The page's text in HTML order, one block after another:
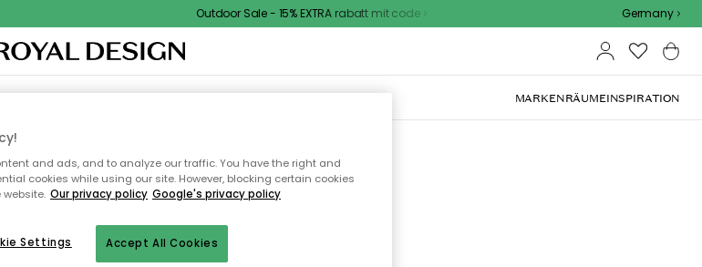
Outdoor Sale - 15% EXTRA rabatt mit code Germany
& TEPPICHEKÜCHEAUFBEWAHRUNGOUTDOOR-MÖBEL MARKENRÄUMEINSPIRATION
Seite wurde nicht
and ads, and to analyze our traffic. You have the right and
cookies while using our site. However, blocking certain cookies
Our privacy policy Google's privacy policy
Accept All Cookies
Settings